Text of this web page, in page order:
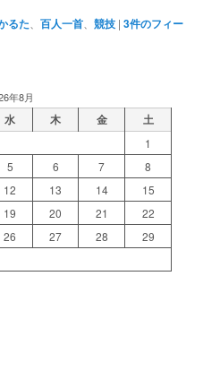
るた 、百人一首 、競技 |3件のフィー
年8月
水 木 金 土
1
5 6 7
8
12 13 14
15
19 20 21
22
26 27 28
29